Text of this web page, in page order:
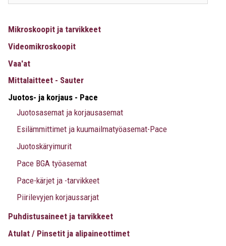
Mikroskoopit ja tarvikkeet
Videomikroskoopit
Vaa'at
Mittalaitteet - Sauter
Juotos- ja korjaus - Pace
Juotosasemat ja korjausasemat
Esilämmittimet ja kuumailmatyöasemat-Pace
Juotoskäryimurit
Pace BGA työasemat
Pace-kärjet ja -tarvikkeet
Piirilevyjen korjaussarjat
Puhdistusaineet ja tarvikkeet
Atulat / Pinsetit ja alipaineottimet